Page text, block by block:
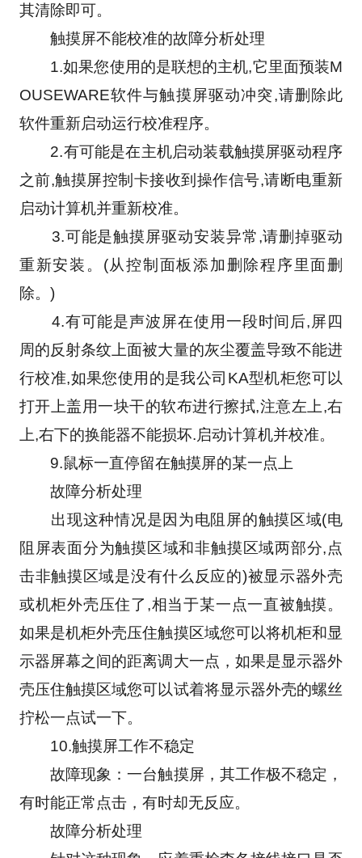
其清除即可。
触摸屏不能校准的故障分析处理
1.如果您使用的是联想的主机,它里面预装M
OUSEWARE软件与触摸屏驱动冲突,请删除此
软件重新启动运行校准程序。
2.有可能是在主机启动装载触摸屏驱动程序
之前,触摸屏控制卡接收到操作信号,请断电重新
启动计算机并重新校准。
3.可能是触摸屏驱动安装异常,请删掉驱动
重新安装。(从控制面板添加删除程序里面删
除。)
4.有可能是声波屏在使用一段时间后,屏四
周的反射条纹上面被大量的灰尘覆盖导致不能进
行校准,如果您使用的是我公司KA型机柜您可以
打开上盖用一块干的软布进行擦拭,注意左上,右
上,右下的换能器不能损坏.启动计算机并校准。
9.鼠标一直停留在触摸屏的某一点上
故障分析处理
出现这种情况是因为电阻屏的触摸区域(电
阻屏表面分为触摸区域和非触摸区域两部分,点
击非触摸区域是没有什么反应的)被显示器外壳
或机柜外壳压住了,相当于某一点一直被触摸。
如果是机柜外壳压住触摸区域您可以将机柜和显
示器屏幕之间的距离调大一点，如果是显示器外
壳压住触摸区域您可以试着将显示器外壳的螺丝
拧松一点试一下。
10.触摸屏工作不稳定
故障现象：一台触摸屏，其工作极不稳定，
有时能正常点击，有时却无反应。
故障分析处理